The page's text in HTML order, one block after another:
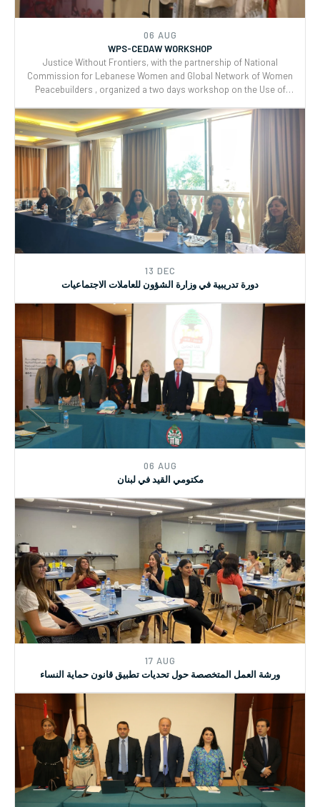
Reporting and Joint implementation of the Women, Peace, and
and CEDAW.
06 AUG
WPS-CEDAW WORKSHOP
Justice Without Frontiers, with the partnership of National
Commission for Lebanese Women and Global Network of Women
Peacebuilders , organized a two days workshop on the Use of
CEDAW General Recommendations (GRs) 30 and for Monitoring,
Reporting and Joint implementation of the Women, Peace, and
and CEDAW.
13 DEC
دورة تدريبية في وزارة الشؤون للعاملات الاجتماعيات
06 AUG
مكتومي القيد في لبنان
17 AUG